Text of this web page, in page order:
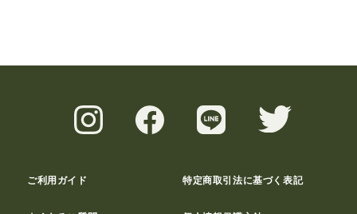
ご利用ガイド 特定商取引法に基づく表記